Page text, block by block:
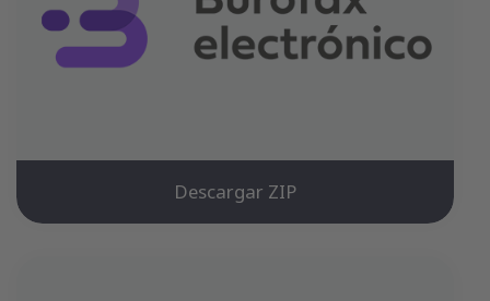
Descargar ZIP